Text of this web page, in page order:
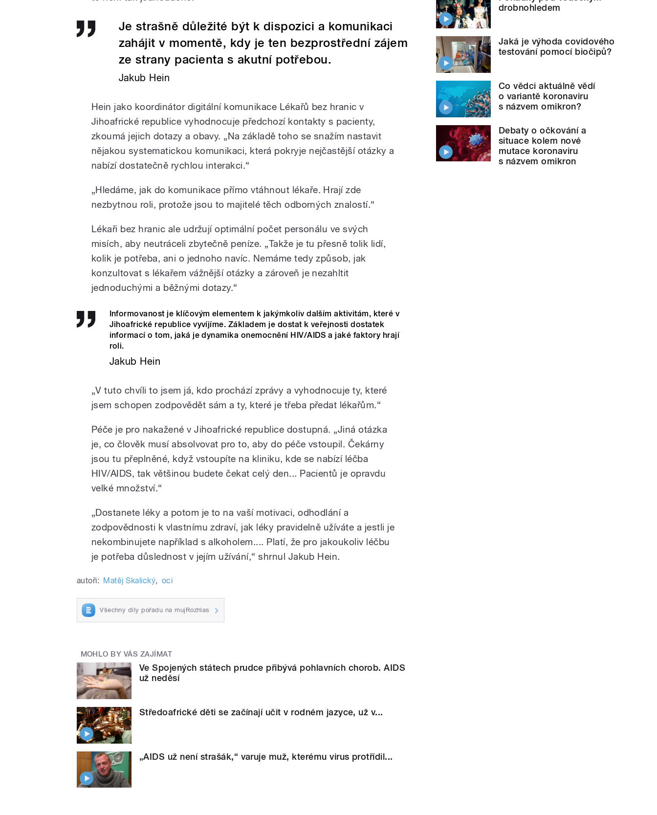
Je strašně důležité být k dispozici a komunikaci
zahájit v momentě, kdy je ten bezprostřední zájem
ze strany pacienta s akutní potřebou.
Jakub Hein
Hein jako koordinátor digitální komunikace Lékařů bez hranic v
Jihoafrické republice vyhodnocuje předchozí kontakty s pacienty,
zkoumá jejich dotazy a obavy. „Na základě toho se snažím nastavit
nějakou systematickou komunikaci, která pokryje nejčastější otázky a
nabízí dostatečně rychlou interakci.“
„Hledáme, jak do komunikace přímo vtáhnout lékaře. Hrají zde
nezbytnou roli, protože jsou to majitelé těch odborných znalostí.“
Lékaři bez hranic ale udržují optimální počet personálu ve svých
misích, aby neutráceli zbytečně peníze. „Takže je tu přesně tolik lidí,
kolik je potřeba, ani o jednoho navíc. Nemáme tedy způsob, jak
konzultovat s lékařem vážnější otázky a zároveň je nezahltit
jednoduchými a běžnými dotazy.“
Informovanost je klíčovým elementem k jakýmkoliv dalším aktivitám, které v
Jihoafrické republice vyvíjíme. Základem je dostat k veřejnosti dostatek
informací o tom, jaká je dynamika onemocnění HIV/AIDS a jaké faktory hrají
roli.
Jakub Hein
„V tuto chvíli to jsem já, kdo prochází zprávy a vyhodnocuje ty, které
jsem schopen zodpovědět sám a ty, které je třeba předat lékařům.“
Péče je pro nakažené v Jihoafrické republice dostupná. „Jiná otázka
je, co člověk musí absolvovat pro to, aby do péče vstoupil. Čekárny
jsou tu přeplněné, když vstoupíte na kliniku, kde se nabízí léčba
HIV/AIDS, tak většinou budete čekat celý den... Pacientů je opravdu
velké množství.“
„Dostanete léky a potom je to na vaší motivaci, odhodlání a
zodpovědnosti k vlastnímu zdraví, jak léky pravidelně užíváte a jestli je
nekombinujete například s alkoholem.... Platí, že pro jakoukoliv léčbu
je potřeba důslednost v jejím užívání,“ shrnul Jakub Hein.
autoři: Matěj Skalický, oci
Všechny díly pořadu na mujRozhlas
MOHLO BY VÁS ZAJÍMAT
Ve Spojených státech prudce přibývá pohlavních chorob. AIDS
už neděsí
Středoafrické děti se začínají učit v rodném jazyce, už v...
„AIDS už není strašák,“ varuje muž, kterému virus protřídil...
drobnohledem
Jaká je výhoda covidového
testování pomocí biočipů?
Co vědci aktuálně vědí
o variantě koronaviru
s názvem omikron?
Debaty o očkování a
situace kolem nové
mutace koronaviru
s názvem omikron